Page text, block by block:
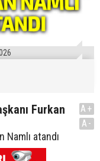
Furkan
Namlı atandı
A+
A-